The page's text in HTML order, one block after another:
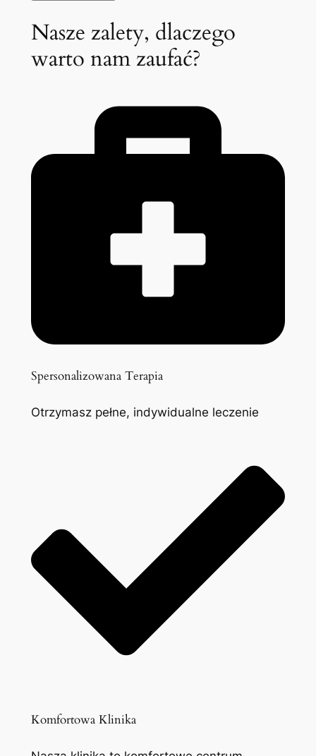
Nasze zalety, dlaczego
warto nam zaufać?
Spersonalizowana Terapia
Otrzymasz pełne, indywidualne leczenie
Komfortowa Klinika